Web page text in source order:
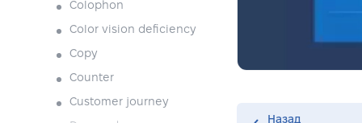
Colophon
Color vision deficiency
Copy
Counter
Customer journey
Назад